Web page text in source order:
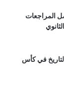
2027.. أفضل المراجعات
في كأس